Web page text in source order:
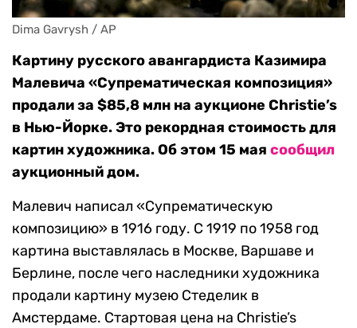
Dima Gavrysh / AP
Картину русского авангардиста Казимира
Малевича «Супрематическая композиция»
продали за $85,8 млн на аукционе Christie’s
в Нью-Йорке. Это рекордная стоимость для
картин художника. Об этом 15 мая сообщил
аукционный дом.
Малевич написал «Супрематическую
композицию» в 1916 году. С 1919 по 1958 год
картина выставлялась в Москве, Варшаве и
Берлине, после чего наследники художника
продали картину музею Стеделик в
Амстердаме. Стартовая цена на Christie’s